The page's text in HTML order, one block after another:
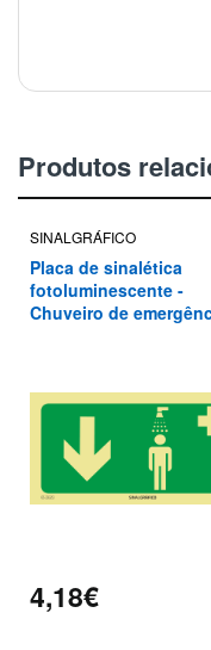
Produtos
SINALGRÁFICO
Placa de sinalética
fotoluminescente -
Chuveiro de
4,18€